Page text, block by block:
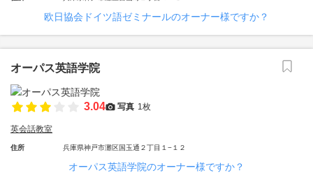
欧日協会ドイツ語ゼミナールのオーナー様ですか？
オーパス英語学院
3.04 写真 1枚
英会話教室
住所 兵庫県神戸市灘区国玉通２丁目１−１２
オーパス英語学院のオーナー様ですか？